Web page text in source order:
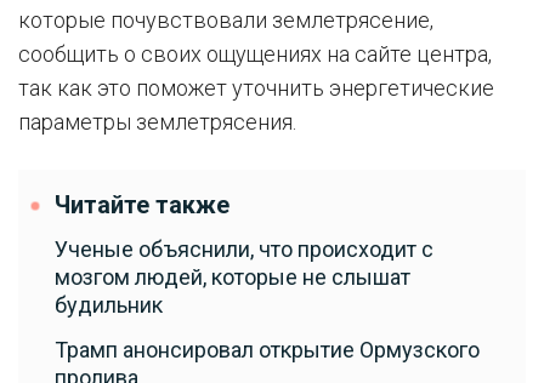
которые почувствовали землетрясение,
сообщить о своих ощущениях на сайте центра,
так как это поможет уточнить энергетические
параметры землетрясения.
Читайте также
Ученые объяснили, что происходит с
мозгом людей, которые не слышат
будильник
Трамп анонсировал открытие Ормузского
пролива